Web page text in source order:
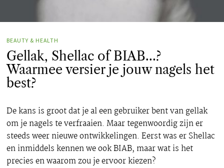
BEAUTY & HEALTH
Gellak, Shellac of BIAB…?
Waarmee versier je jouw nagels het
best?
De kans is groot dat je al een gebruiker bent van gellak
om je nagels te verfraaien. Maar tegenwoordig zijn er
steeds weer nieuwe ontwikkelingen. Eerst was er Shellac
en inmiddels kennen we ook BIAB, maar wat is het
precies en waarom zou je ervoor kiezen?